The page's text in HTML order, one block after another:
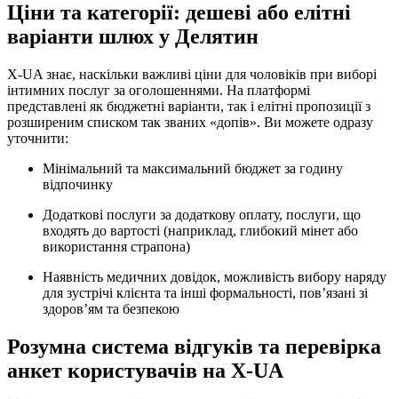
Ціни та категорії: дешеві або елітні
варіанти шлюх у Делятин
X-UA знає, наскільки важливі ціни для чоловіків при виборі
інтимних послуг за оголошеннями. На платформі
представлені як бюджетні варіанти, так і елітні пропозиції з
розширеним списком так званих «допів». Ви можете одразу
уточнити:
Мінімальний та максимальний бюджет за годину
відпочинку
Додаткові послуги за додаткову оплату, послуги, що
входять до вартості (наприклад, глибокий мінет або
використання страпона)
Наявність медичних довідок, можливість вибору наряду
для зустрічі клієнта та інші формальності, пов’язані зі
здоров’ям та безпекою
Розумна система відгуків та перевірка
анкет користувачів на X-UA